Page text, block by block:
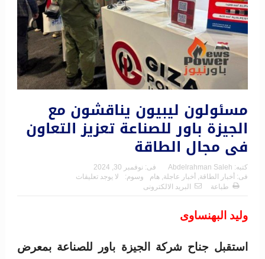
مسئولون ليبيون يناقشون مع
الجيزة باور للصناعة تعزيز التعاون
فى مجال الطاقة
كتبه: Abdelrahman Saleh فى: نوفمبر 30, 2024
فى: أخبار الطاقة أخبار عاجلة هام وسوم:
لا يوجد تعليقات
طباعة
البريد الالكترونى
وليد البهنساوى
استقبل جناح شركة الجيزة باور للصناعة بمعرض